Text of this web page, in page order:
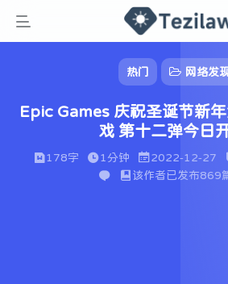
热门 网络发
Epic Games 庆祝圣诞节新
戏 第十二弹今日
178字 1分钟 2022-12-27
该作者已发布869